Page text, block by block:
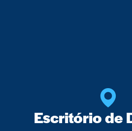
Escritório de